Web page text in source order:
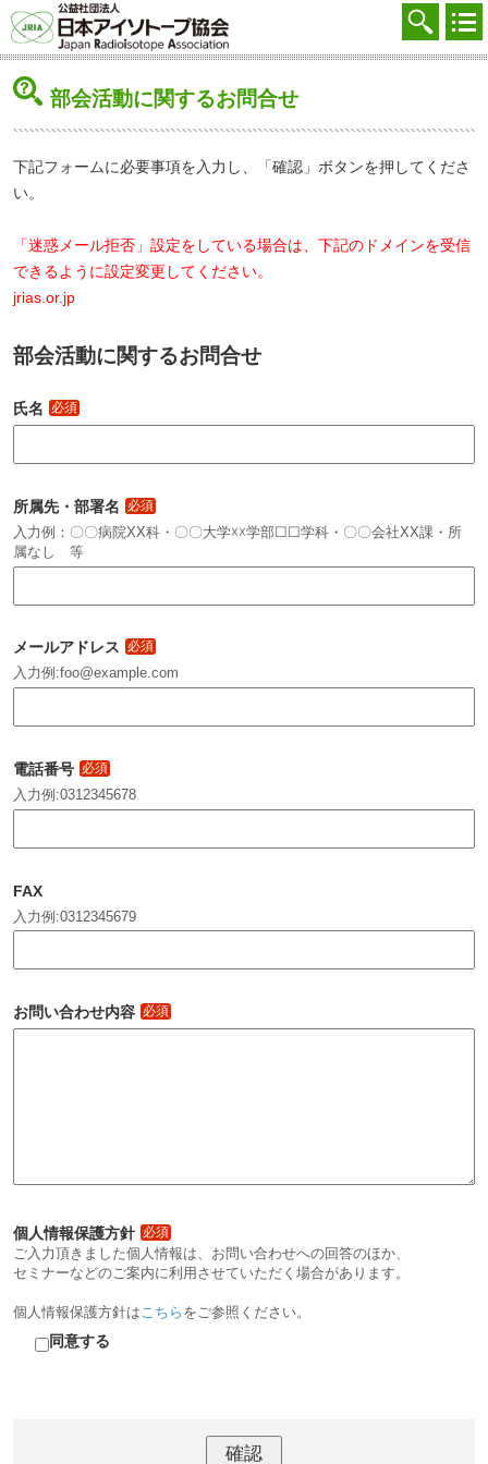
協会を知る
廃棄する
参加する
会員マイページ
交通アクセス
部会活動に関するお問合せ
下記フォームに必要事項を入力し、「確認」ボタンを押してくださ
い。
「迷惑メール拒否」設定をしている場合は、下記のドメインを受信
できるように設定変更してください。
jrias.or.jp
部会活動に関するお問合せ
氏名 必須
所属先・部署名 必須
入力例：〇〇病院XX科・〇〇大学☓☓学部☐☐学科・〇〇会社XX課・所
属なし 等
メールアドレス 必須
入力例:foo@example.com
電話番号 必須
入力例:0312345678
FAX
入力例:0312345679
お問い合わせ内容 必須
個人情報保護方針 必須
ご入力頂きました個人情報は、お問い合わせへの回答のほか、
セミナーなどのご案内に利用させていただく場合があります。
個人情報保護方針は こちら をご参照ください。
同意する